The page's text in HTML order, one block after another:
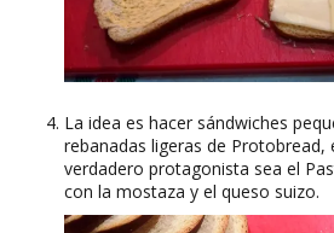
La idea es hacer sándwiches
rebanadas ligeras de Protobread,
verdadero protagonista sea el
con la mostaza y el queso suizo.